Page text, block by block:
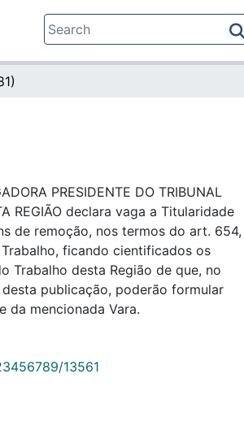
PRESIDENTE DO TRIBUNAL
REGIÃO declara vaga a Titularidade
de remoção, nos termos do art. 654,
ficando cientificados os
Trabalho desta Região de que, no
publicação, poderão formular
da mencionada Vara.
13561